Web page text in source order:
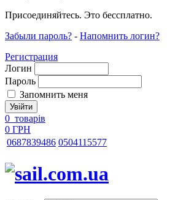
Присоединяйтесь. Это бессплатно.
Забыли пароль? - Напомнить логин?
Регистрация
Логин
Пароль
Запомнить меня
0 товарів
0 ГРН
0687839486 0504115577